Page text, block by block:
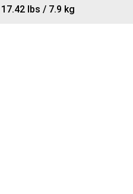
17.42 lbs / 7.9 kg